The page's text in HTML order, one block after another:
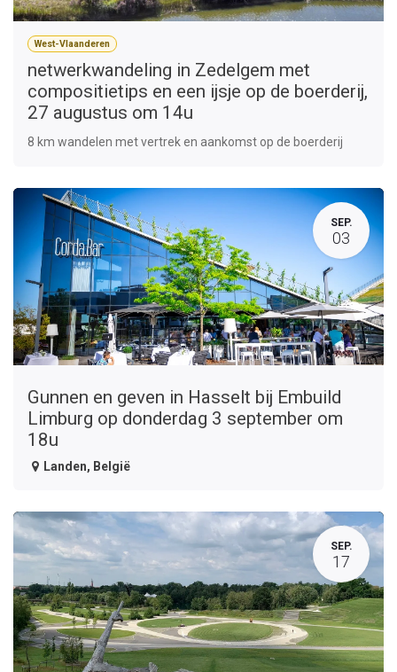
West-Vlaanderen
netwerkwandeling in Zedelgem met
compositietips en een ijsje op de boerderij,
27 augustus om 14u
8 km wandelen met vertrek en aankomst op de boerderij
SEP.
03
Gunnen en geven in Hasselt bij Embuild
Limburg op donderdag 3 september om
18u
Landen, België
SEP.
17